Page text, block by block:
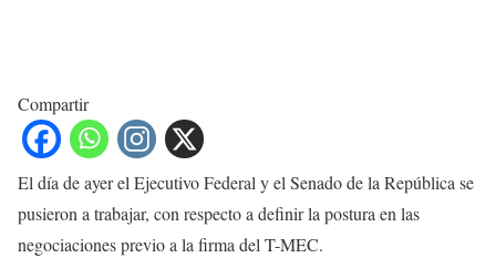
Compartir
El día de ayer el Ejecutivo Federal y el Senado de la República se
pusieron a trabajar, con respecto a definir la postura en las
negociaciones previo a la firma del T-MEC.